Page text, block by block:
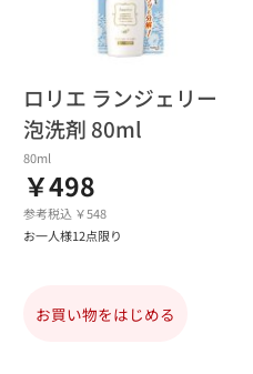
ロリエ ランジェリー
泡洗剤 80ml
80ml
￥498
参考税込 ￥548
お一人様12点限り
お買い物をはじめる